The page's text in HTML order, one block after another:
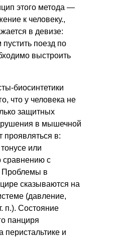
этого метода —
к человеку.,
в девизе:
поезд по
выстроить
биосинтетики
что у человека не
защитных
в мышечной
проявляться в:
или
сравнению с
в
сказываются на
(давление,
п.). Состояние
панциря
перистальтике и